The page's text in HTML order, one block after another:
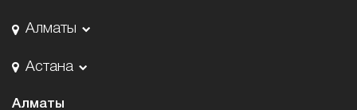
Алматы
Астана
Алматы